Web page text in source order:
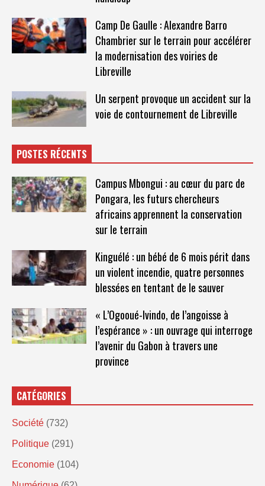
Camp De Gaulle : Alexandre Barro
Chambrier sur le terrain pour accélérer
la modernisation des voiries de
Libreville
Un serpent provoque un accident sur la
voie de contournement de Libreville
POSTES RÉCENTS
Campus Mbongui : au cœur du parc de
Pongara, les futurs chercheurs
africains apprennent la conservation
sur le terrain
Kinguélé : un bébé de 6 mois périt dans
un violent incendie, quatre personnes
blessées en tentant de le sauver
« L’Ogooué-Ivindo, de l’angoisse à
l’espérance » : un ouvrage qui interroge
l’avenir du Gabon à travers une
province
CATÉGORIES
Société (732)
Politique (291)
Economie (104)